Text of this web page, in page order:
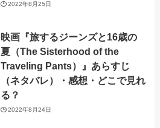
2022年8月25日
映画『旅するジーンズと16歳の
夏（The Sisterhood of the
Traveling Pants）』あらすじ
（ネタバレ）・感想・どこで見れ
る？
2022年8月24日